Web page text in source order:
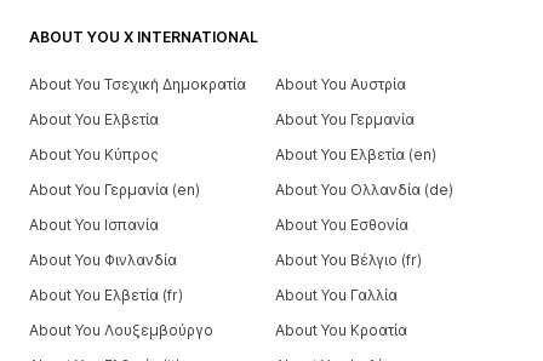
ABOUT YOU X INTERNATIONAL
About You Τσεχική Δημοκρατία
About You Αυστρία
About You Ελβετία
About You Γερμανία
About You Κύπρος
About You Ελβετία (en)
About You Γερμανία (en)
About You Ολλανδία (de)
About You Ισπανία
About You Εσθονία
About You Φινλανδία
About You Βέλγιο (fr)
About You Ελβετία (fr)
About You Γαλλία
About You Λουξεμβούργο
About You Κροατία